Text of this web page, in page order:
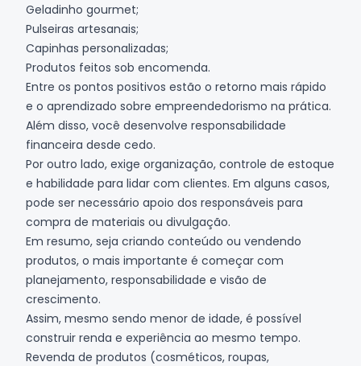
Geladinho gourmet;
Pulseiras artesanais;
Capinhas personalizadas;
Produtos feitos sob encomenda.
Entre os pontos positivos estão o retorno mais rápido
e o aprendizado sobre empreendedorismo na prática.
Além disso, você desenvolve responsabilidade
financeira desde cedo.
Por outro lado, exige organização, controle de estoque
e habilidade para lidar com clientes. Em alguns casos,
pode ser necessário apoio dos responsáveis para
compra de materiais ou divulgação.
Em resumo, seja criando conteúdo ou vendendo
produtos, o mais importante é começar com
planejamento, responsabilidade e visão de
crescimento.
Assim, mesmo sendo menor de idade, é possível
construir renda e experiência ao mesmo tempo.
Revenda de produtos (cosméticos, roupas,